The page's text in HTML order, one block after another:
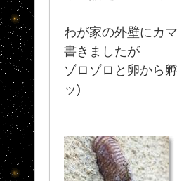
わが家の外壁にカ
書きましたが
ゾロゾロと卵から
ッ)